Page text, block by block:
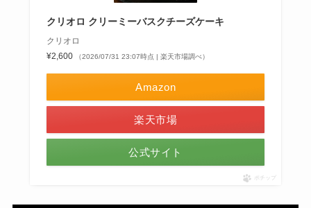
クリオロ クリーミーバスクチーズケーキ
クリオロ
¥2,600
（2026/07/31 23:07時点 | 楽天市場調べ）
Amazon
楽天市場
公式サイト
ポチップ